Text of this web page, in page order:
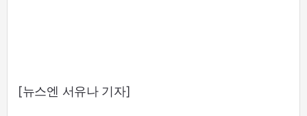
[뉴스엔 서유나 기자]